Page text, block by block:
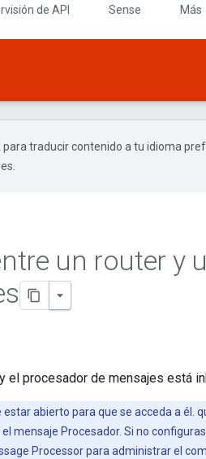
de API Sense Más
traducir contenido a tu idioma
un router y
el procesador de mensajes está
abierto para que se acceda a él.
mensaje Procesador. Si no
Processor para administrar el